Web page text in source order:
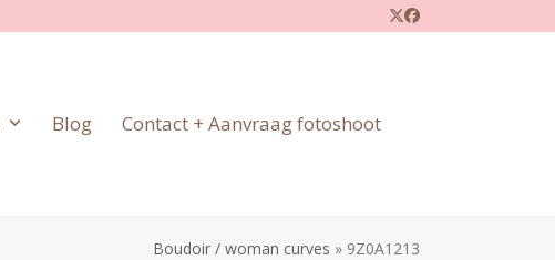
Twitter
Facebook
Blog Contact + Aanvraag fotoshoot
Boudoir / woman curves » 9Z0A1213